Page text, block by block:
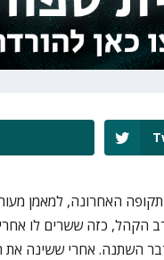
האחרונה, למאמן
הקהל, כזה ששרים לו אחרי
השתנה. אחרי ששינה את